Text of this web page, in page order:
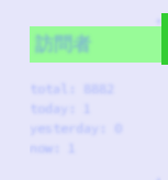
訪問者
total: 8882
today: 1
yesterday: 0
now: 1